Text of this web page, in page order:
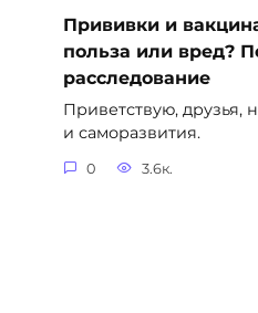
Прививки и
польза или вред?
расследование
Приветствую, друзья,
и саморазвития.
0 3.6к.